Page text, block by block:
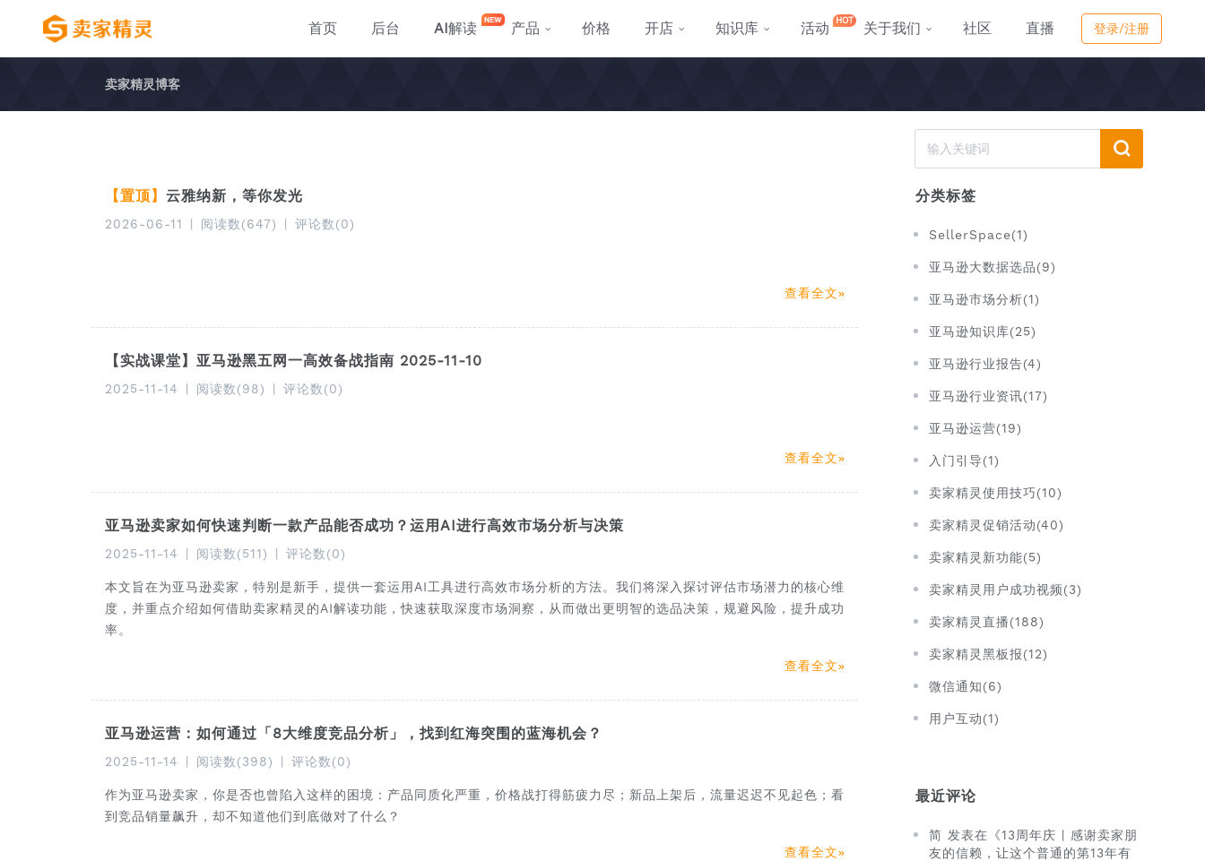
首页 后台 AI解读 产品 价格 开店 知识库 活动 HOT 关于我们 社区 直播 登录/注册
卖家精灵博客
【置顶】 云雅纳新，等你发光
2026-06-11 阅读数(647) 评论数(0)
查看全文
【实战课堂】亚马逊黑五网一高效备战指南 2025-11-10
2025-11-14 阅读数(98) 评论数(0)
查看全文
亚马逊卖家如何快速判断一款产品能否成功？运用AI进行高效市场分析与决策
2025-11-14 阅读数(511) 评论数(0)
本文旨在为亚马逊卖家，特别是新手，提供一套运用AI工具进行高效市场分析的方法。我们将深入探讨评估市场潜力的核心维
度，并重点介绍如何借助卖家精灵的AI解读功能，快速获取深度市场洞察，从而做出更明智的选品决策，规避风险，提升成功
率。
查看全文
亚马逊运营：如何通过「8大维度竞品分析」，找到红海突围的蓝海机会？
2025-11-14 阅读数(398) 评论数(0)
作为亚马逊卖家，你是否也曾陷入这样的困境：产品同质化严重，价格战打得筋疲力尽；新品上架后，流量迟迟不见起色；看
到竞品销量飙升，却不知道他们到底做对了什么？
查看全文
分类标签
SellerSpace(1)
亚马逊大数据选品(9)
亚马逊市场分析(1)
亚马逊知识库(25)
亚马逊行业报告(4)
亚马逊行业资讯(17)
亚马逊运营(19)
入门引导(1)
卖家精灵使用技巧(10)
卖家精灵促销活动(40)
卖家精灵新功能(5)
卖家精灵用户成功视频(3)
卖家精灵直播(188)
卖家精灵黑板报(12)
微信通知(6)
用户互动(1)
最近评论
简 发表在《13周年庆 | 感谢卖家朋
友的信赖，让这个普通的第13年有